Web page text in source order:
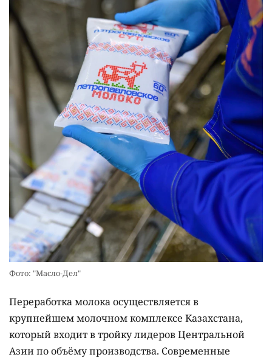
Фото: "Масло-Дел"
Переработка молока осуществляется в
крупнейшем молочном комплексе Казахстана,
который входит в тройку лидеров Центральной
Азии по объёму производства. Современные